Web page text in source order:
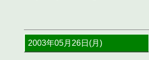
2003年05月26日(月)